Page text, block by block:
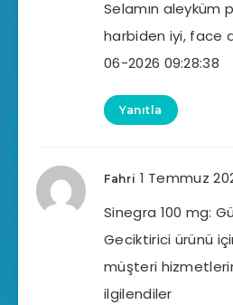
Selamın aleyküm
harbiden iyi, face
06-2026 09:28:38
Yanıtla
Fahri 1 Temmuz
Sinegra 100 mg:
Geciktirici ürünü
müşteri
ilgilendiler